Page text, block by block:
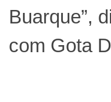
Buarque”,
com Gota